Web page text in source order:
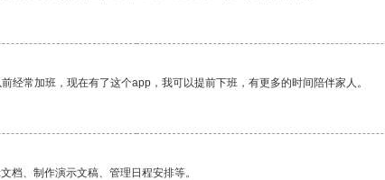
常加班，现在有了这个app，我可以提前下班，有更多的时间陪伴家人。
档、制作演示文稿、管理日程安排等。